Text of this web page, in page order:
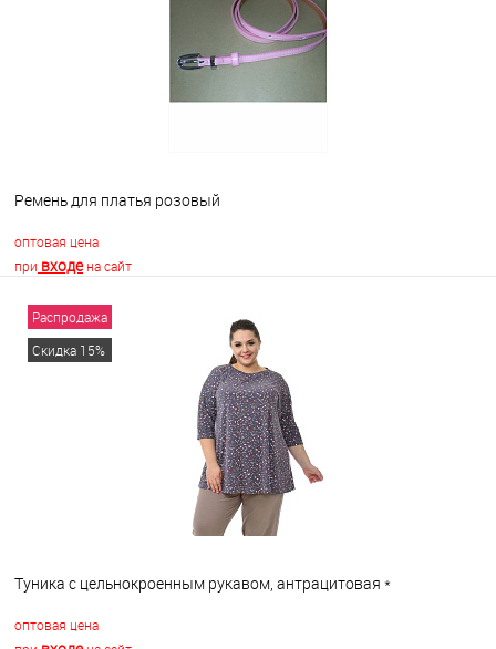
Недоступно
Ремень для платья розовый
оптовая цена
при входена сайт
В корзину
Распродажа
Скидка 15%
Туника с цельнокроенным рукавом, антрацитовая *
оптовая цена